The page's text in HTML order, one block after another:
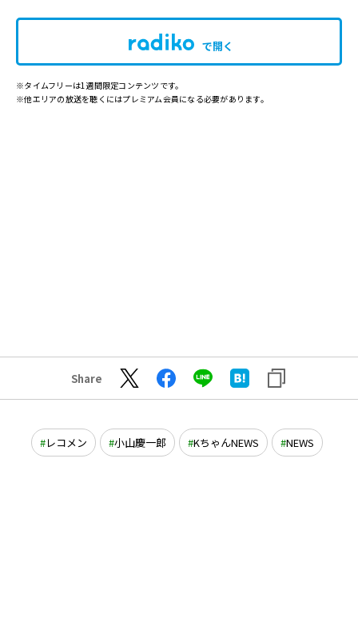
で開く
※タイムフリーは1週間限定コンテンツです。
※他エリアの放送を聴くにはプレミアム会員になる必要があります。
Share
レコメン 小山慶一郎 KちゃんNEWS NEWS